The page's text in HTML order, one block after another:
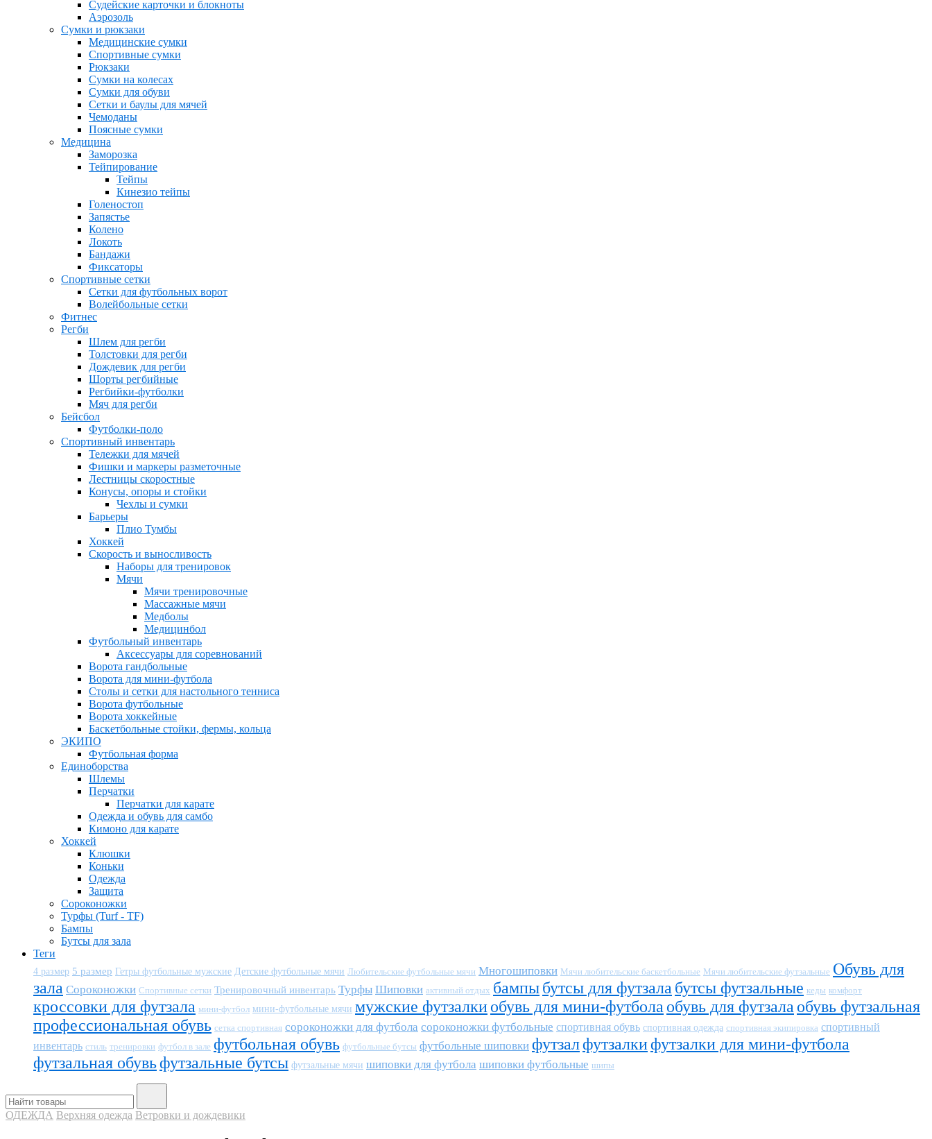
Судейские карточки и блокноты
Аэрозоль
Сумки и рюкзаки
Медицинские сумки
Спортивные сумки
Рюкзаки
Сумки на колесах
Сумки для обуви
Сетки и баулы для мячей
Чемоданы
Поясные сумки
Медицина
Заморозка
Тейпирование
Тейпы
Кинезио тейпы
Голеностоп
Запястье
Колено
Локоть
Бандажи
Фиксаторы
Спортивные сетки
Сетки для футбольных ворот
Волейбольные сетки
Фитнес
Регби
Шлем для регби
Толстовки для регби
Дождевик для регби
Шорты регбийные
Регбийки-футболки
Мяч для регби
Бейсбол
Футболки-поло
Спортивный инвентарь
Тележки для мячей
Фишки и маркеры разметочные
Лестницы скоростные
Конусы, опоры и стойки
Чехлы и сумки
Барьеры
Плио Тумбы
Хоккей
Скорость и выносливость
Наборы для тренировок
Мячи
Мячи тренировочные
Массажные мячи
Медболы
Медицинбол
Футбольный инвентарь
Аксессуары для соревнований
Ворота гандбольные
Ворота для мини-футбола
Столы и сетки для настольного тенниса
Ворота футбольные
Ворота хоккейные
Баскетбольные стойки, фермы, кольца
ЭКИПО
Футбольная форма
Единоборства
Шлемы
Перчатки
Перчатки для карате
Одежда и обувь для самбо
Кимоно для карате
Хоккей
Клюшки
Коньки
Одежда
Защита
Сороконожки
Турфы (Turf - TF)
Бампы
Бутсы для зала
Теги
4 размер 5 размер Гетры футбольные мужские Детские футбольные мячи Любительские футбольные мячи Многошиповки Мячи любительские баскетбольные Мячи любительские футзальные Обувь для
зала Сороконожки Спортивные сетки Тренировочный инвентарь Турфы Шиповки активный отдых бампыбутсы для футзала бутсы футзальные кеды комфорт
кроссовки для футзала мини-футбол мини-футбольные мячи мужские футзалкиобувь для мини-футбола обувь для футзала обувь футзальная
профессиональная обувь сетка спортивная сороконожки для футбола сороконожки футбольные спортивная обувь спортивная одежда спортивная экипировка спортивный
инвентарь стиль тренировки футбол в зале футбольная обувь футбольные бутсы футбольные шиповки футзалфутзалкифутзалки для мини-футбола
футзальная обувьфутзальные бутсы футзальные мячи шиповки для футбола шиповки футбольные шипы
ОДЕЖДА Верхняя одежда Ветровки и дождевики